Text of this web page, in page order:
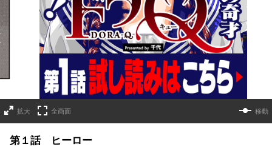
詳細ページへのリンク
拡大 全画面 移動
第１話 ヒーロー